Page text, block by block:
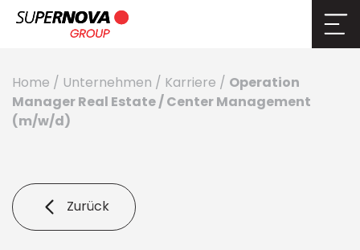
Home / Unternehmen / Karriere / Operation
Manager Real Estate / Center Management
(m/w/d)
Zurück